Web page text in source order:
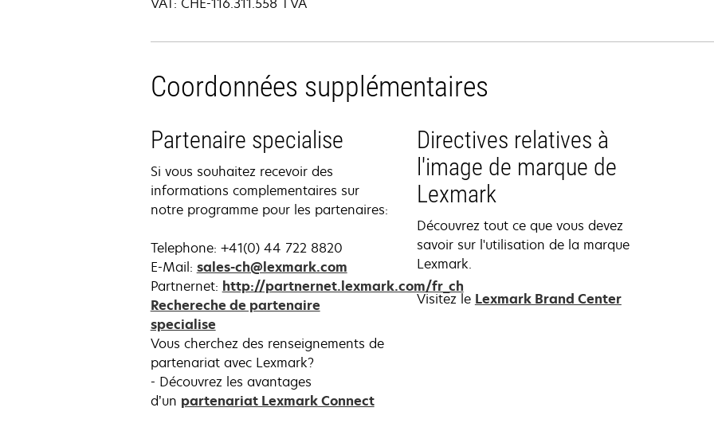
Coordonnées supplémentaires
Partenaire specialise
Si vous souhaitez recevoir des
informations complementaires sur
notre programme pour les partenaires:
Telephone: +41(0) 44 722 8820
E-Mail: sales-ch@lexmark.com
Partnernet: http://partnernet.lexmark.com/fr_ch
Rechereche de partenaire
specialise
Vous cherchez des renseignements de
partenariat avec Lexmark?
- Découvrez les avantages
d’un partenariat Lexmark Connect
Directives relatives à
l'image de marque de
Lexmark
Découvrez tout ce que vous devez
savoir sur l'utilisation de la marque
Lexmark.
Visitez le Lexmark Brand Center